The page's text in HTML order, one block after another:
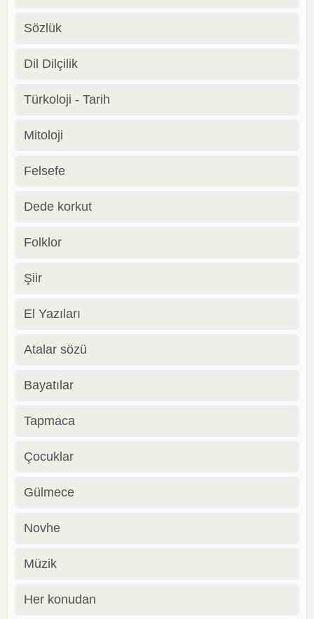
Sözlük
Dil Dilçilik
Türkoloji - Tarih
Mitoloji
Felsefe
Dede korkut
Folklor
Şiir
El Yazıları
Atalar sözü
Bayatılar
Tapmaca
Çocuklar
Gülmece
Novhe
Müzik
Her konudan